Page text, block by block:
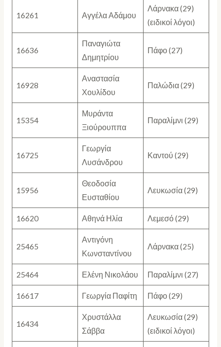
16261 Αγγέλα Αδάμου
Λάρνακα (29)
(ειδικοί λόγοι)
16636
Παναγιώτα
Δημητρίου
Πάφο (27)
16928
Αναστασία
Χουλίδου
Παλώδια (29)
15354
Μυράντα
Ξιούρουππα
Παραλίμνι (29)
16725
Γεωργία
Λυσάνδρου
Καντού (29)
15956
Θεοδοσία
Ευσταθίου
Λευκωσία (29)
16620 Αθηνά Ηλία Λεμεσό (29)
25465
Αντιγόνη
Κωνσταντίνου
Λάρνακα (25)
25464 Ελένη Νικολάου Παραλίμνι (27)
16617 Γεωργία Παφίτη Πάφο (29)
16434
Χρυστάλλα
Σάββα
Λευκωσία (29)
(ειδικοί λόγοι)